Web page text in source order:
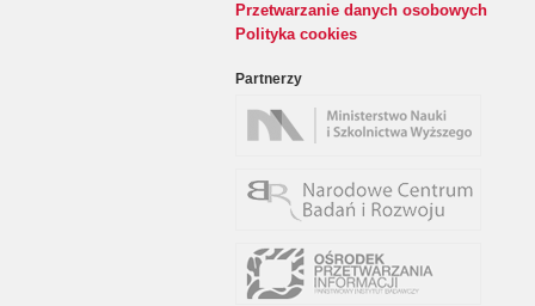
Przetwarzanie danych osobowych
Polityka cookies
Partnerzy